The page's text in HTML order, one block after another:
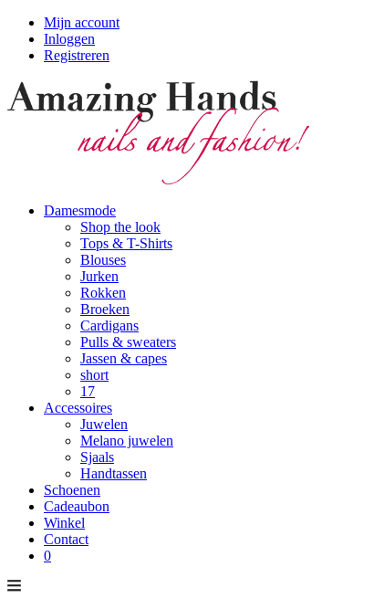
Mijn account
Inloggen
Registreren
Damesmode
Shop the look
Tops & T-Shirts
Blouses
Jurken
Rokken
Broeken
Cardigans
Pulls & sweaters
Jassen & capes
short
17
Accessoires
Juwelen
Melano juwelen
Sjaals
Handtassen
Schoenen
Cadeaubon
Winkel
Contact
0